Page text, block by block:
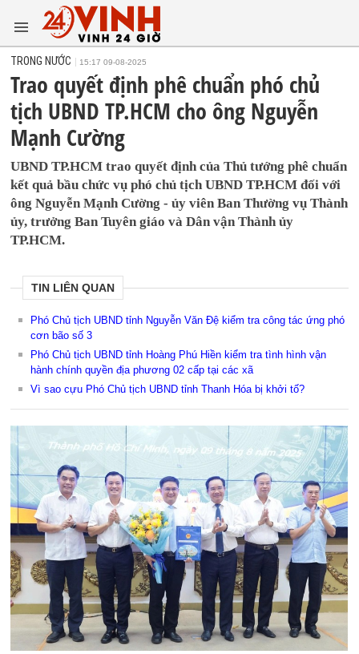
TRONG NƯỚC 15:17 09-08-2025
Trao quyết định phê chuẩn phó chủ
tịch UBND TP.HCM cho ông Nguyễn
Mạnh Cường
UBND TP.HCM trao quyết định của Thủ tướng phê chuẩn
kết quả bầu chức vụ phó chủ tịch UBND TP.HCM đối với
ông Nguyễn Mạnh Cường - ủy viên Ban Thường vụ Thành
ủy, trưởng Ban Tuyên giáo và Dân vận Thành ủy
TP.HCM.
TIN LIÊN QUAN
Phó Chủ tịch UBND tỉnh Nguyễn Văn Đệ kiểm tra công tác ứng phó
cơn bão số 3
Phó Chủ tịch UBND tỉnh Hoàng Phú Hiền kiểm tra tình hình vận
hành chính quyền địa phương 02 cấp tại các xã
Vì sao cựu Phó Chủ tịch UBND tỉnh Thanh Hóa bị khởi tố?